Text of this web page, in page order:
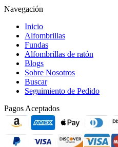
Navegación
Inicio
Alfombrillas
Fundas
Alfombrillas de ratón
Blogs
Sobre Nosotros
Buscar
Seguimiento de Pedido
Pagos Aceptados